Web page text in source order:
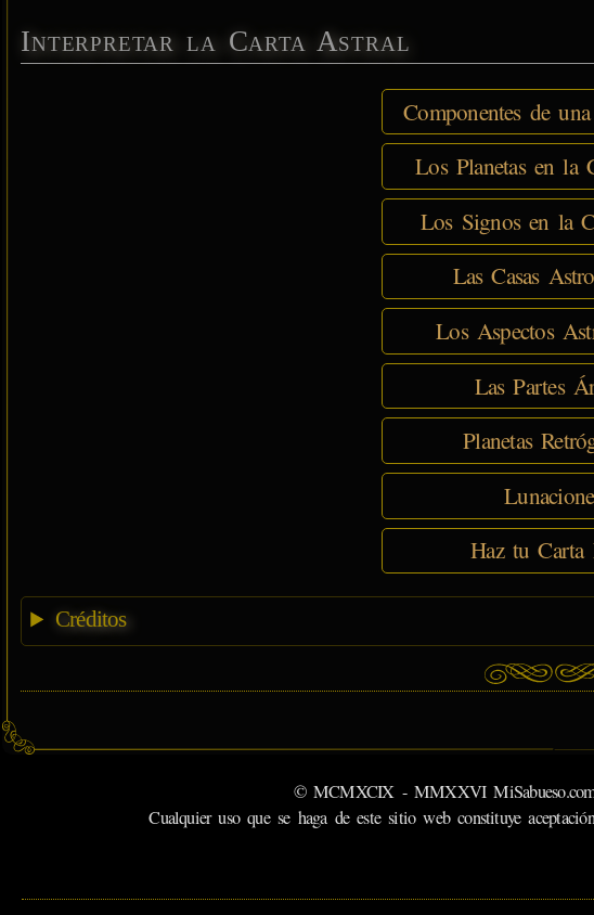
Interpretar la Carta Astral
Componentes de
Los Planetas en la
Los Signos en la
Las Casas
Los Aspectos
Las Partes
Planetas
Haz tu Carta
Créditos
© MCMXCIX - MMXXVI MiSabueso.com
Cualquier uso que se haga de este sitio web constituye